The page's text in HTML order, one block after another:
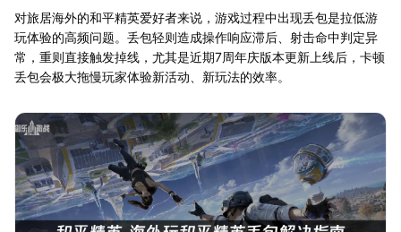
对旅居海外的和平精英爱好者来说，游戏过程中出现丢包是拉低游
玩体验的高频问题。丢包轻则造成操作响应滞后、射击命中判定异
常，重则直接触发掉线，尤其是近期7周年庆版本更新上线后，卡顿
丢包会极大拖慢玩家体验新活动、新玩法的效率。